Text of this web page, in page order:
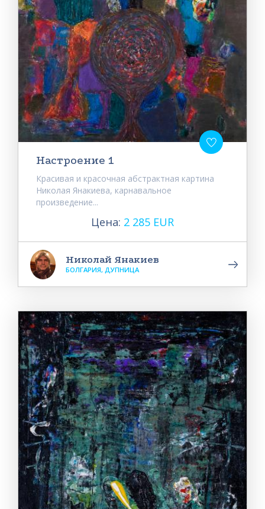
Настроение 1
Красивая и красочная абстрактная картина
Николая Янакиева, карнавальное
произведение...
Цена: 2 285 EUR
Николай Янакиев
БОЛГАРИЯ, ДУПНИЦА